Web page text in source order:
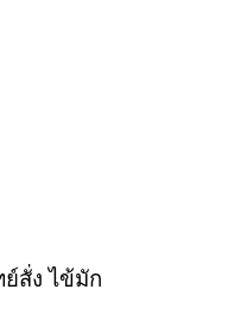
สั่ง ไข้มัก